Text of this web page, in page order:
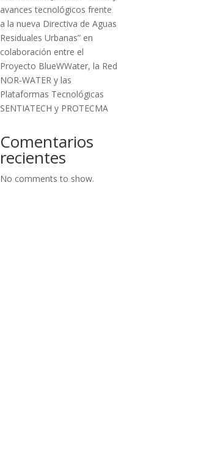
avances tecnológicos frente
a la nueva Directiva de Aguas
Residuales Urbanas” en
colaboración entre el
Proyecto BlueWWater, la Red
NOR-WATER y las
Plataformas Tecnológicas
SENTIATECH y PROTECMA
Comentarios
recientes
No comments to show.